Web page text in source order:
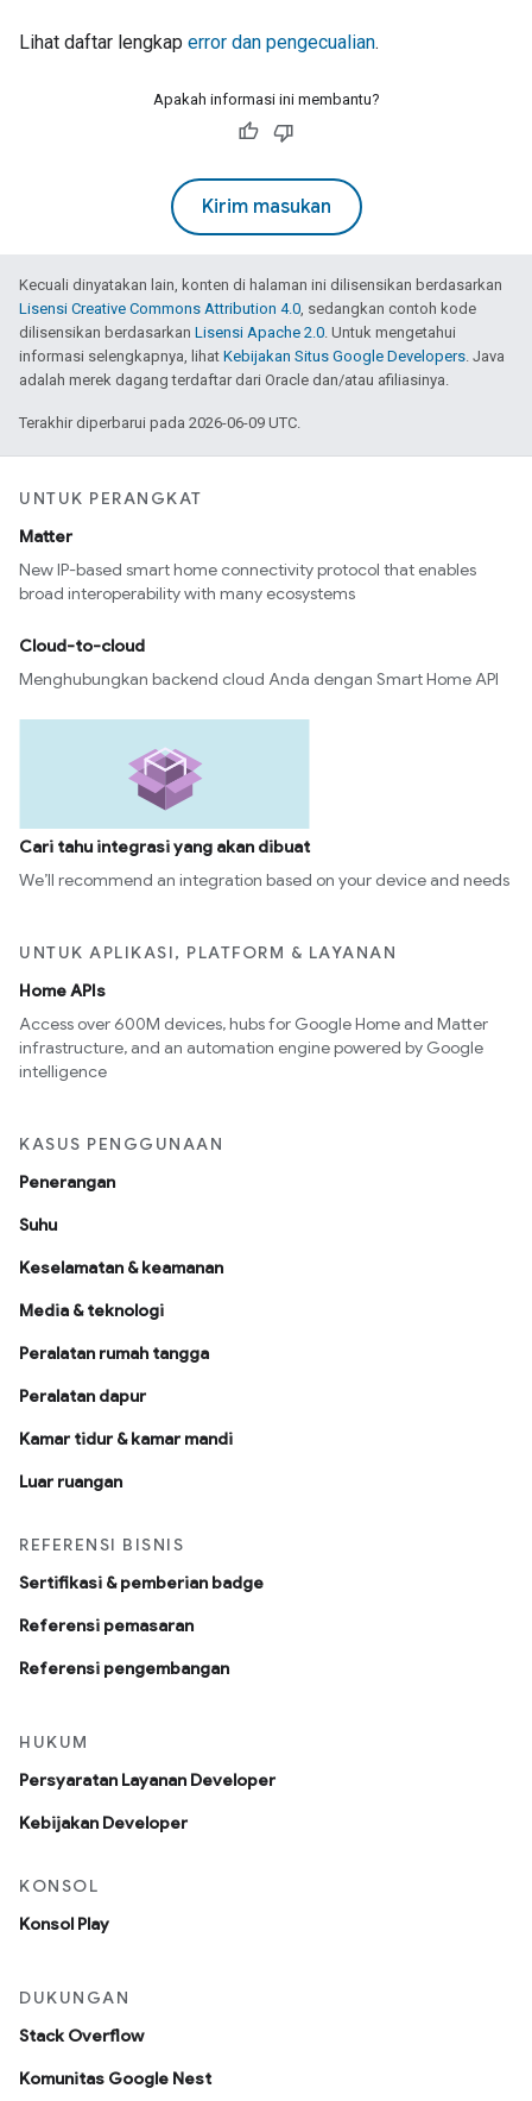
Lihat daftar lengkap error dan pengecualian.
Apakah informasi ini membantu?
Kirim masukan
Kecuali dinyatakan lain, konten di halaman ini dilisensikan berdasarkan
Lisensi Creative Commons Attribution 4.0, sedangkan contoh kode
dilisensikan berdasarkan Lisensi Apache 2.0. Untuk mengetahui
informasi selengkapnya, lihat Kebijakan Situs Google Developers. Java
adalah merek dagang terdaftar dari Oracle dan/atau afiliasinya.
Terakhir diperbarui pada 2026-06-09 UTC.
UNTUK PERANGKAT
Matter
New IP-based smart home connectivity protocol that enables
broad interoperability with many ecosystems
Cloud-to-cloud
Menghubungkan backend cloud Anda dengan Smart Home API
Cari tahu integrasi yang akan dibuat
We’ll recommend an integration based on your device and needs
UNTUK APLIKASI, PLATFORM & LAYANAN
Home APIs
Access over 600M devices, hubs for Google Home and Matter
infrastructure, and an automation engine powered by Google
intelligence
KASUS PENGGUNAAN
Penerangan
Suhu
Keselamatan & keamanan
Media & teknologi
Peralatan rumah tangga
Peralatan dapur
Kamar tidur & kamar mandi
Luar ruangan
REFERENSI BISNIS
Sertifikasi & pemberian badge
Referensi pemasaran
Referensi pengembangan
HUKUM
Persyaratan Layanan Developer
Kebijakan Developer
KONSOL
Konsol Play
DUKUNGAN
Stack Overflow
Komunitas Google Nest